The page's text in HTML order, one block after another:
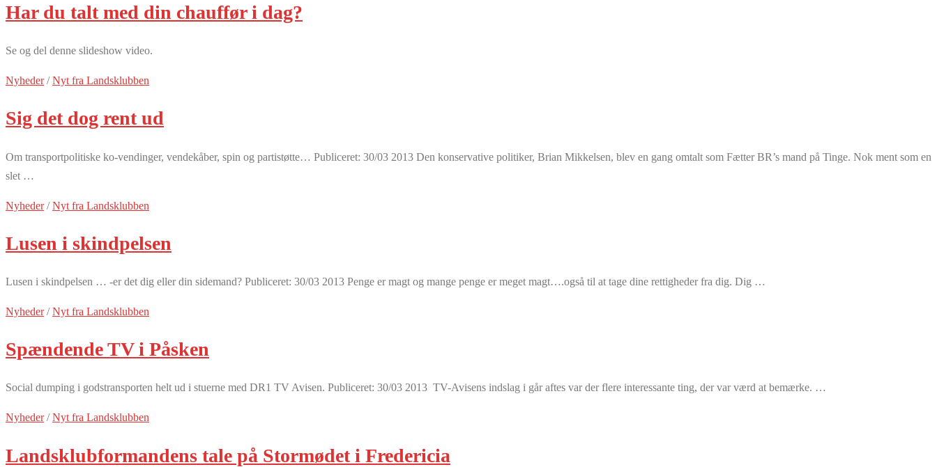
Har du talt med din chauffør i dag?
Se og del denne slideshow video.
Nyheder/Nyt fra Landsklubben
Sig det dog rent ud
Om transportpolitiske ko-vendinger, vendekåber, spin og partistøtte… Publiceret: 30/03 2013 Den konservative politiker, Brian Mikkelsen, blev en gang omtalt som Fætter BR’s mand på Tinge. Nok ment som en
slet …
Nyheder/Nyt fra Landsklubben
Lusen i skindpelsen
Lusen i skindpelsen … -er det dig eller din sidemand? Publiceret: 30/03 2013 Penge er magt og mange penge er meget magt….også til at tage dine rettigheder fra dig. Dig …
Nyheder/Nyt fra Landsklubben
Spændende TV i Påsken
Social dumping i godstransporten helt ud i stuerne med DR1 TV Avisen. Publiceret: 30/03 2013 TV-Avisens indslag i går aftes var der flere interessante ting, der var værd at bemærke. …
Nyheder/Nyt fra Landsklubben
Landsklubformandens tale på Stormødet i Fredericia